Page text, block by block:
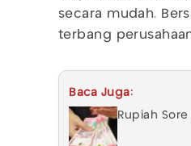
secara mudah.
terbang
Baca Juga:
Rupiah